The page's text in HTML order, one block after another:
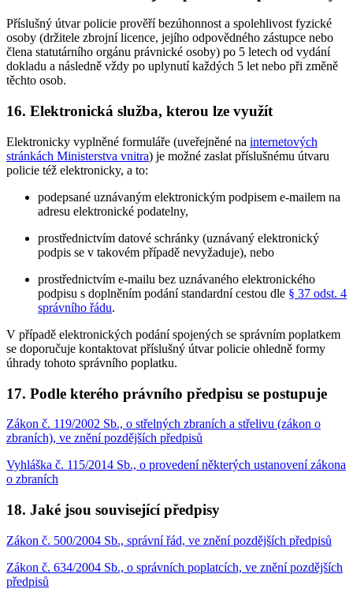
Příslušný útvar policie prověří bezúhonnost a spolehlivost fyzické
osoby (držitele zbrojní licence, jejího odpovědného zástupce nebo
člena statutárního orgánu právnické osoby) po 5 letech od vydání
dokladu a následně vždy po uplynutí každých 5 let nebo při změně
těchto osob.
16. Elektronická služba, kterou lze využít
Elektronicky vyplněné formuláře (uveřejněné na internetových
stránkách Ministerstva vnitra) je možné zaslat příslušnému útvaru
policie též elektronicky, a to:
podepsané uznávaným elektronickým podpisem e-mailem na
adresu elektronické podatelny,
prostřednictvím datové schránky (uznávaný elektronický
podpis se v takovém případě nevyžaduje), nebo
prostřednictvím e-mailu bez uznávaného elektronického
podpisu s doplněním podání standardní cestou dle § 37 odst. 4
správního řádu.
V případě elektronických podání spojených se správním poplatkem
se doporučuje kontaktovat příslušný útvar policie ohledně formy
úhrady tohoto správního poplatku.
17. Podle kterého právního předpisu se postupuje
Zákon č. 119/2002 Sb., o střelných zbraních a střelivu (zákon o
zbraních), ve znění pozdějších předpisů
Vyhláška č. 115/2014 Sb., o provedení některých ustanovení zákona
o zbraních
18. Jaké jsou související předpisy
Zákon č. 500/2004 Sb., správní řád, ve znění pozdějších předpisů
Zákon č. 634/2004 Sb., o správních poplatcích, ve znění pozdějších
předpisů